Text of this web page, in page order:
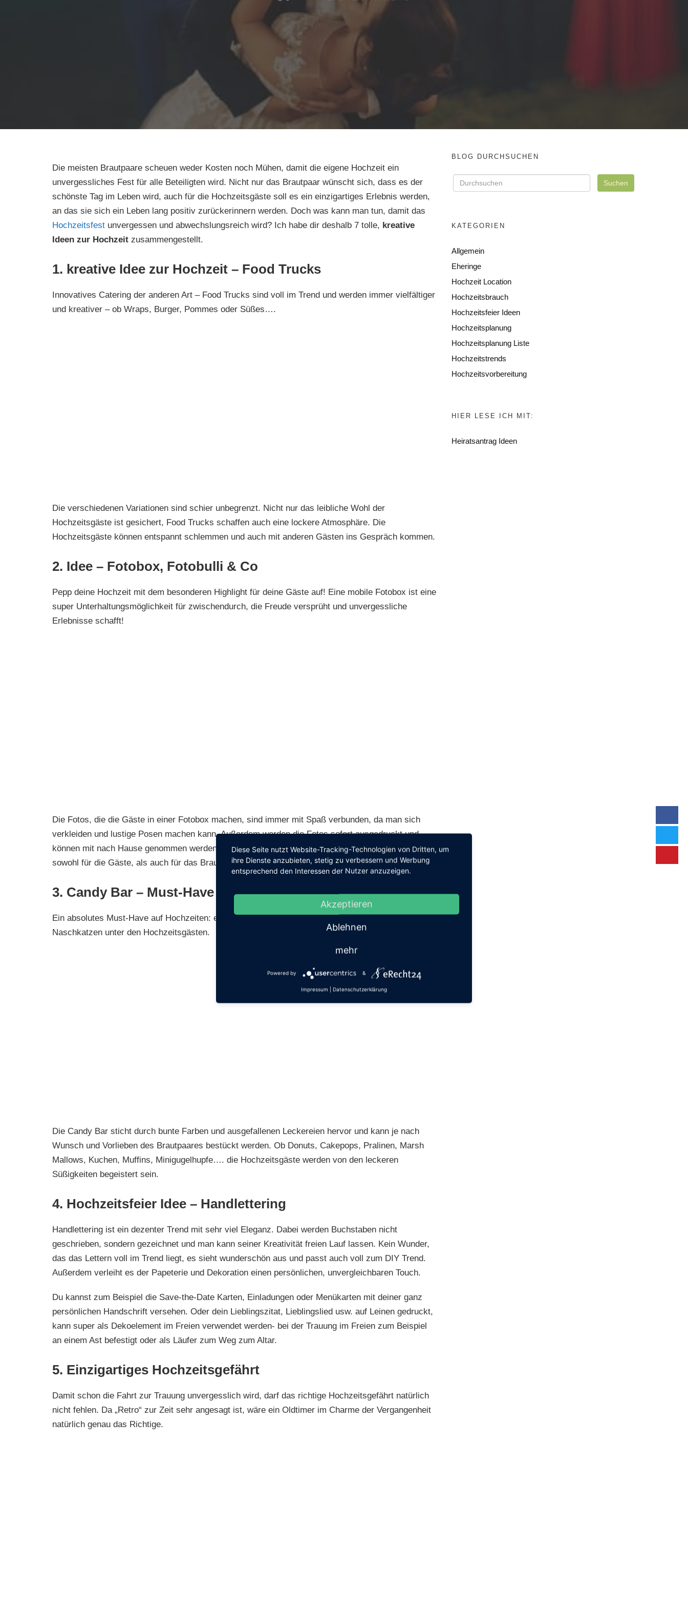
Die meisten Brautpaare scheuen weder Kosten noch Mühen, damit die eigene Hochzeit ein
unvergessliches Fest für alle Beteiligten wird. Nicht nur das Brautpaar wünscht sich, dass es der
schönste Tag im Leben wird, auch für die Hochzeitsgäste soll es ein einzigartiges Erlebnis werden,
an das sie sich ein Leben lang positiv zurückerinnern werden. Doch was kann man tun, damit das
Hochzeitsfest unvergessen und abwechslungsreich wird? Ich habe dir deshalb 7 tolle, kreative
Ideen zur Hochzeit zusammengestellt.
1. kreative Idee zur Hochzeit – Food Trucks
Innovatives Catering der anderen Art – Food Trucks sind voll im Trend und werden immer vielfältiger
und kreativer – ob Wraps, Burger, Pommes oder Süßes….
Die verschiedenen Variationen sind schier unbegrenzt. Nicht nur das leibliche Wohl der
Hochzeitsgäste ist gesichert, Food Trucks schaffen auch eine lockere Atmosphäre. Die
Hochzeitsgäste können entspannt schlemmen und auch mit anderen Gästen ins Gespräch kommen.
2. Idee – Fotobox, Fotobulli & Co
Pepp deine Hochzeit mit dem besonderen Highlight für deine Gäste auf! Eine mobile Fotobox ist eine
super Unterhaltungsmöglichkeit für zwischendurch, die Freude versprüht und unvergessliche
Erlebnisse schafft!
Die Fotos, die die Gäste in einer Fotobox machen, sind immer mit Spaß verbunden, da man sich
verkleiden und lustige Posen machen kann. Außerdem werden die Fotos sofort ausgedruckt und
können mit nach Hause genommen werden – eine tolle Erinnerung für einen unvergesslichen Tag,
sowohl für die Gäste, als auch für das Brautpaar.
3. Candy Bar – Must-Have Idee
Ein absolutes Must-Have auf Hochzeiten: eine Candy Bar! Sie ist ideal für Kinder oder für
Naschkatzen unter den Hochzeitsgästen.
Die Candy Bar sticht durch bunte Farben und ausgefallenen Leckereien hervor und kann je nach
Wunsch und Vorlieben des Brautpaares bestückt werden. Ob Donuts, Cakepops, Pralinen, Marsh
Mallows, Kuchen, Muffins, Minigugelhupfe…. die Hochzeitsgäste werden von den leckeren
Süßigkeiten begeistert sein.
4. Hochzeitsfeier Idee – Handlettering
Handlettering ist ein dezenter Trend mit sehr viel Eleganz. Dabei werden Buchstaben nicht
geschrieben, sondern gezeichnet und man kann seiner Kreativität freien Lauf lassen. Kein Wunder,
das das Lettern voll im Trend liegt, es sieht wunderschön aus und passt auch voll zum DIY Trend.
Außerdem verleiht es der Papeterie und Dekoration einen persönlichen, unvergleichbaren Touch.
Du kannst zum Beispiel die Save-the-Date Karten, Einladungen oder Menükarten mit deiner ganz
persönlichen Handschrift versehen. Oder dein Lieblingszitat, Lieblingslied usw. auf Leinen gedruckt,
kann super als Dekoelement im Freien verwendet werden- bei der Trauung im Freien zum Beispiel
an einem Ast befestigt oder als Läufer zum Weg zum Altar.
5. Einzigartiges Hochzeitsgefährt
Damit schon die Fahrt zur Trauung unvergesslich wird, darf das richtige Hochzeitsgefährt natürlich
nicht fehlen. Da „Retro“ zur Zeit sehr angesagt ist, wäre ein Oldtimer im Charme der Vergangenheit
natürlich genau das Richtige.
BLOG DURCHSUCHEN
KATEGORIEN
Allgemein
Eheringe
Hochzeit Location
Hochzeitsbrauch
Hochzeitsfeier Ideen
Hochzeitsplanung
Hochzeitsplanung Liste
Hochzeitstrends
Hochzeitsvorbereitung
HIER LESE ICH MIT:
Heiratsantrag Ideen
Diese Seite nutzt Website-Tracking-Technologien von Dritten, um
ihre Dienste anzubieten, stetig zu verbessern und Werbung
entsprechend den Interessen der Nutzer anzuzeigen.
Akzeptieren
Ablehnen
mehr
Powered by &
Impressum Datenschutzerklärung